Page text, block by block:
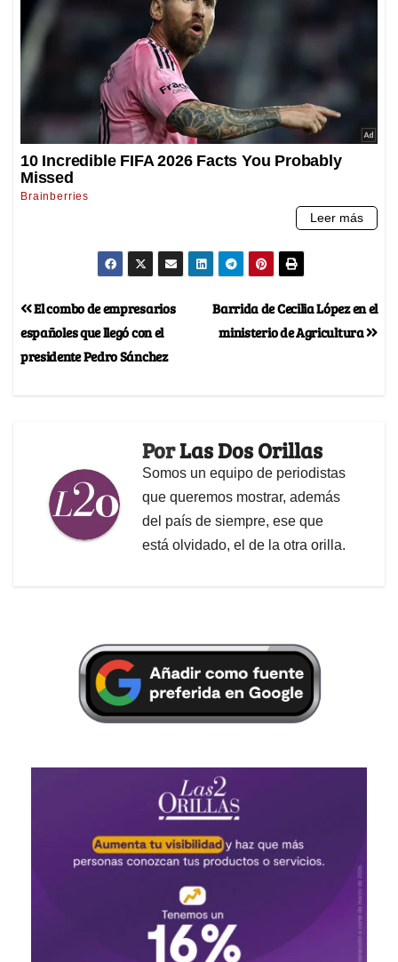
Barrida de Cecilia López en el
ministerio de Agricultura
El combo de empresarios
españoles que llegó con el
presidente Pedro Sánchez
PorLas Dos Orillas
Somos un equipo de periodistas
que queremos mostrar, además
del país de siempre, ese que
está olvidado, el de la otra orilla.